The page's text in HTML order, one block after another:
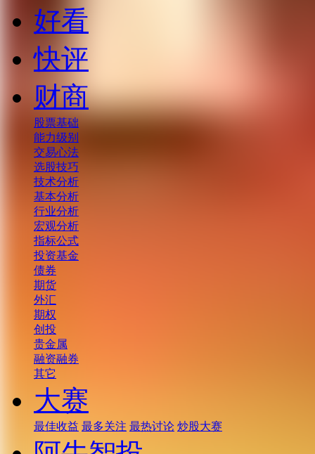
好看
快评
财商
股票基础
能力级别
交易心法
选股技巧
技术分析
基本分析
行业分析
宏观分析
指标公式
投资基金
债券
期货
外汇
期权
创投
贵金属
融资融券
其它
大赛
最佳收益 最多关注 最热讨论 炒股大赛